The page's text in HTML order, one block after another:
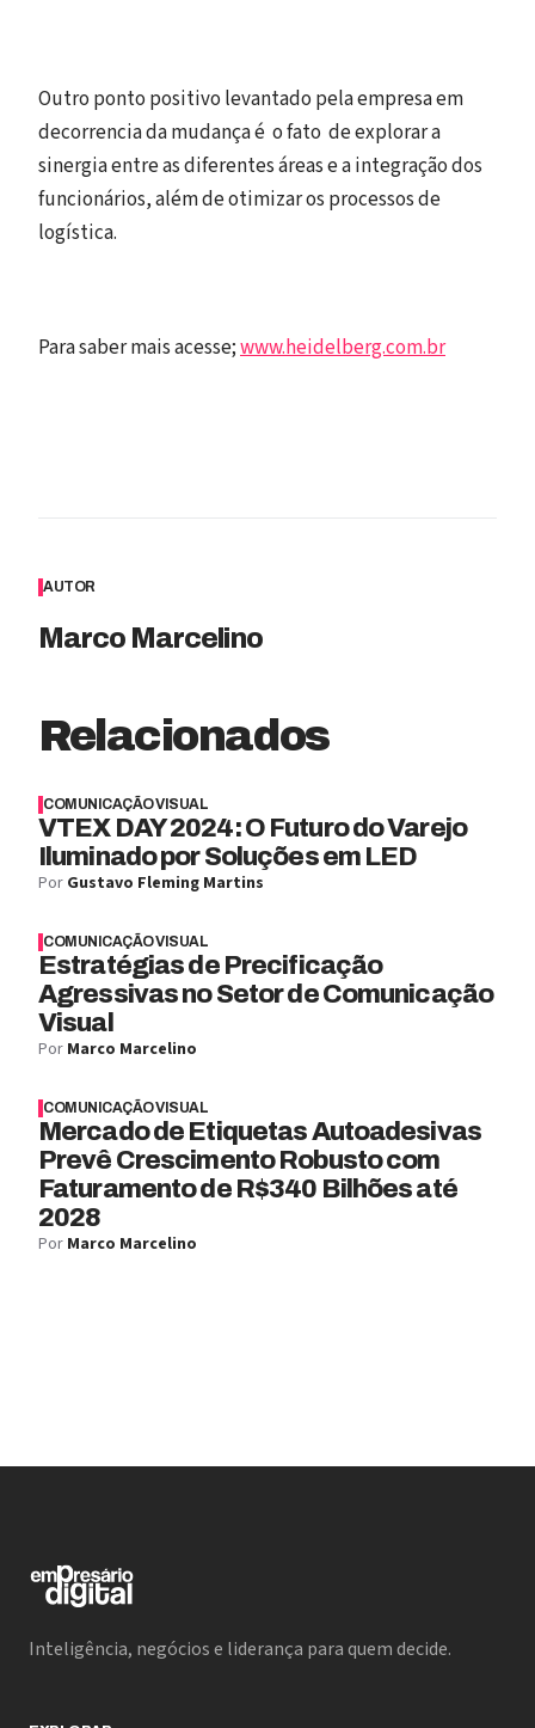
Outro ponto positivo levantado pela empresa em
decorrencia da mudança é o fato de explorar a
sinergia entre as diferentes áreas e a integração dos
funcionários, além de otimizar os processos de
logística.
Para saber mais acesse;www.heidelberg.com.br
AUTOR
Marco Marcelino
Relacionados
COMUNICAÇÃO VISUAL
VTEX DAY 2024: O Futuro do Varejo
Iluminado por Soluções em LED
Por Gustavo Fleming Martins
COMUNICAÇÃO VISUAL
Estratégias de Precificação
Agressivas no Setor de Comunicação
Visual
Por Marco Marcelino
COMUNICAÇÃO VISUAL
Mercado de Etiquetas Autoadesivas
Prevê Crescimento Robusto com
Faturamento de R$340 Bilhões até
2028
Por Marco Marcelino
Inteligência, negócios e liderança para quem decide.